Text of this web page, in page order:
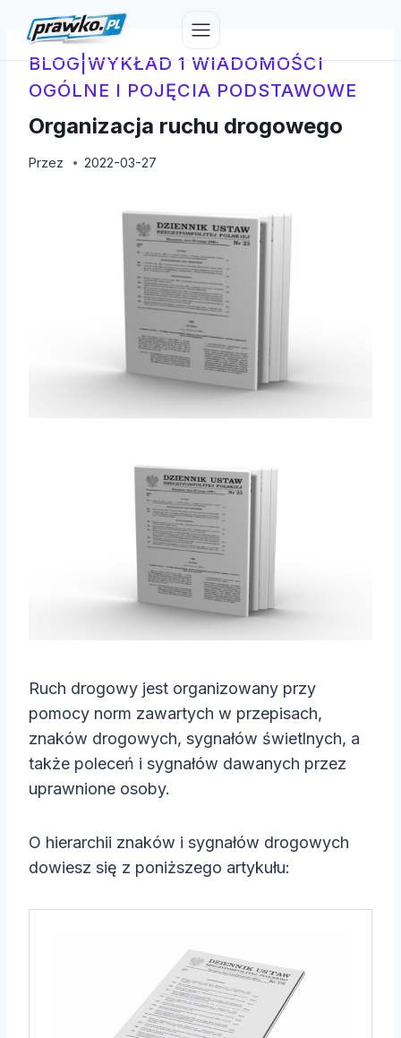
treściBLOG|WYKŁAD 1 WIADOMOŚCI
OGÓLNE I POJĘCIA PODSTAWOWE
Organizacja ruchu drogowego
Przez 2022-03-27
Ruch drogowy jest organizowany przy
pomocy norm zawartych w przepisach,
znaków drogowych, sygnałów świetlnych, a
także poleceń i sygnałów dawanych przez
uprawnione osoby.
O hierarchii znaków i sygnałów drogowych
dowiesz się z poniższego artykułu: